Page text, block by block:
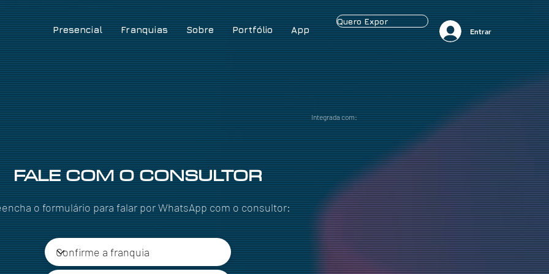
Presencial Franquias Sobre Portfólio App
Quero Expor
Entrar
Integrada com:
FALE COM O CONSULTOR
o formulário para falar por WhatsApp com o consultor: